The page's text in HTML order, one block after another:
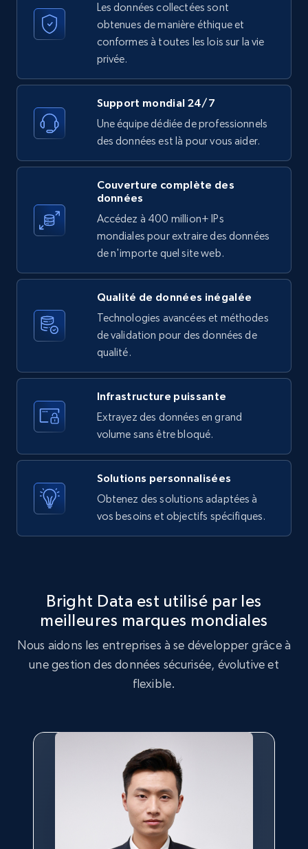
ID, User posted, Name, Description, Date
posted, Photos, URL, Quoted post, and more.
X (formerly Twitter) - Posts - Collecting
Twitter posts URLs
ID, User posted, Name, Description, Date
posted, Photos, URL, Quoted post, and more.
10.4K+ 1.2K+ Essai gratuit
X (formerly Twitter) - Posts - Getting x
posts by array of profiles
ID, User posted, Name, Description, Date
posted, Photos, URL, Quoted post, and more.
1.2K+ Essai gratuit
TikTok - Profiles
Account id, Nickname, Biography, Awg
engagement rate, Comment engagement rate,
Like engagement rate, Bio link, Predicted lang,
TikTok - Profiles - Discover by search URL
and country
Account id, Nickname, Biography, Awg
engagement rate, Comment engagement rate,
Youtube - Videos posts
URL, Title, Youtuber, Youtuber md5, Video url,
Les données collectées sont
obtenues de manière éthique et
conformes à toutes les lois sur la vie
privée.
Support mondial 24/7
Une équipe dédiée de professionnels
des données est là pour vous aider.
Couverture complète des
données
Accédez à 400 million+ IPs
mondiales pour extraire des données
de n'importe quel site web.
Qualité de données inégalée
Technologies avancées et méthodes
de validation pour des données de
qualité.
Infrastructure puissante
Extrayez des données en grand
volume sans être bloqué.
Solutions personnalisées
Obtenez des solutions adaptées à
vos besoins et objectifs spécifiques.
Bright Data est utilisé par les
meilleures marques mondiales
Nous aidons les entreprises à se développer grâce à
une gestion des données sécurisée, évolutive et
flexible.